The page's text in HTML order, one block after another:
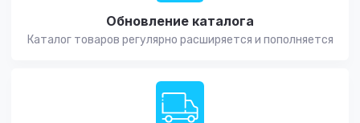
Обновление каталога
Каталог товаров регулярно расширяется и пополняется